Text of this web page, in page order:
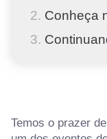
Conheça
Temos o prazer